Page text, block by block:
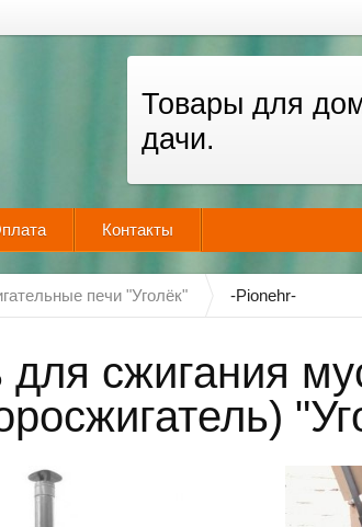
Товары для
дачи.
Контакты
печи "Уголёк" -Pionehr-
для сжигания